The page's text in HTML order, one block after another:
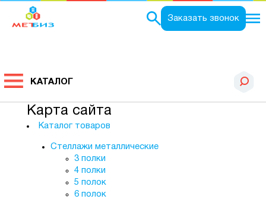
Заказать звонок
КАТАЛОГ
Карта сайта
Каталог товаров
Стеллажи металлические
3 полки
4 полки
5 полок
6 полок